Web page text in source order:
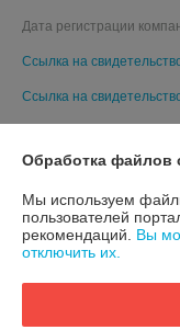
Дата регистрации
Ссылка на
Ссылка на
Обработка файлов
Мы используем
пользователей
рекомендаций. Вы
отключить их.